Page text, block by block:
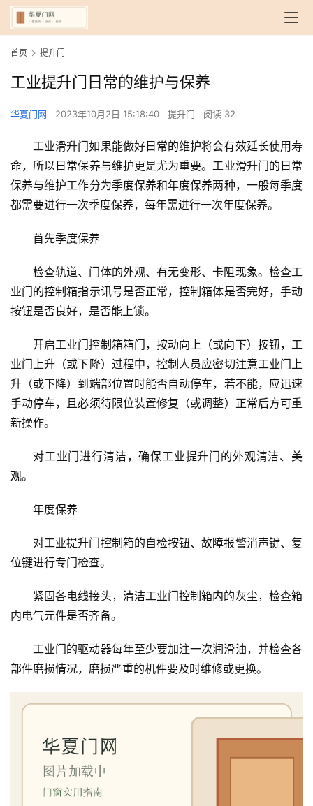
入
门
卫
首页 提升门
工业提升门日常的维护与保养
华夏门网 2023年10月2日 15:18:40 提升门 阅读 32
工业滑升门如果能做好日常的维护将会有效延长使用寿
命，所以日常保养与维护更是尤为重要。工业滑升门的日常
保养与维护工作分为季度保养和年度保养两种，一般每季度
都需要进行一次季度保养，每年需进行一次年度保养。
首先季度保养
检查轨道、门体的外观、有无变形、卡阻现象。检查工
业门的控制箱指示讯号是否正常，控制箱体是否完好，手动
按钮是否良好，是否能上锁。
开启工业门控制箱箱门，按动向上（或向下）按钮，工
业门上升（或下降）过程中，控制人员应密切注意工业门上
升（或下降）到端部位置时能否自动停车，若不能，应迅速
手动停车，且必须待限位装置修复（或调整）正常后方可重
新操作。
对工业门进行清洁，确保工业提升门的外观清洁、美
观。
年度保养
对工业提升门控制箱的自检按钮、故障报警消声键、复
位键进行专门检查。
紧固各电线接头，清洁工业门控制箱内的灰尘，检查箱
内电气元件是否齐备。
工业门的驱动器每年至少要加注一次润滑油，并检查各
部件磨损情况，磨损严重的机件要及时维修或更换。